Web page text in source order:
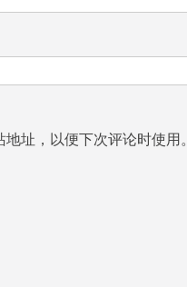
址，以便下次评论时使用。